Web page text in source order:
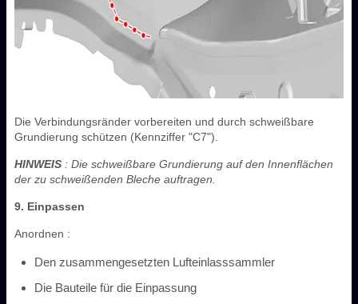
Die Verbindungsränder vorbereiten und durch schweißbare
Grundierung schützen (Kennziffer "C7").
HINWEIS : Die schweißbare Grundierung auf den Innenflächen
der zu schweißenden Bleche auftragen.
9. Einpassen
Anordnen :
Den zusammengesetzten Lufteinlasssammler
Die Bauteile für die Einpassung